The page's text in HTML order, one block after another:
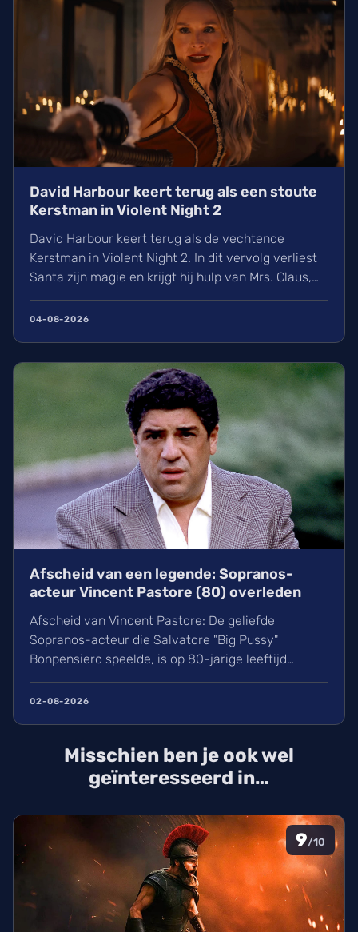
David Harbour keert terug als een stoute
Kerstman in Violent Night 2
David Harbour keert terug als de vechtende
Kerstman in Violent Night 2. In dit vervolg verliest
Santa zijn magie en krijgt hij hulp van Mrs. Claus,
gespeeld door Kristen Bell. Ontdek alles over de
nieuwe cast met Jared Harris, het Viking-verleden
04-08-2026
Afscheid van een legende: Sopranos-
acteur Vincent Pastore (80) overleden
Afscheid van Vincent Pastore: De geliefde
Sopranos-acteur die Salvatore "Big Pussy"
Bonpensiero speelde, is op 80-jarige leeftijd
overleden. Ontdek meer over zijn indrukwekkende
carrière van nachtclubeigenaar tot maffia-icoon en
in New York.
02-08-2026
Misschien ben je ook wel
geïnteresseerd in…
9/10